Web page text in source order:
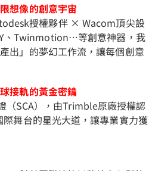
想像的創意宇宙
授權夥伴 × Wacom頂尖設
、Twinmotion…等創意神器，我
出」的夢幻工作流，讓每個創意
接軌的黃金密鑰
SCA），由Trimble原廠授權認
舞台的星光大道，讓專業實力獲